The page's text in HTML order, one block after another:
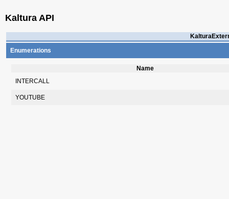
Kaltura API
Enumerations
Name
INTERCALL
YOUTUBE